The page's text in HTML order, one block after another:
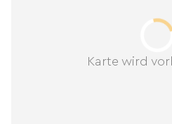
Karte wird